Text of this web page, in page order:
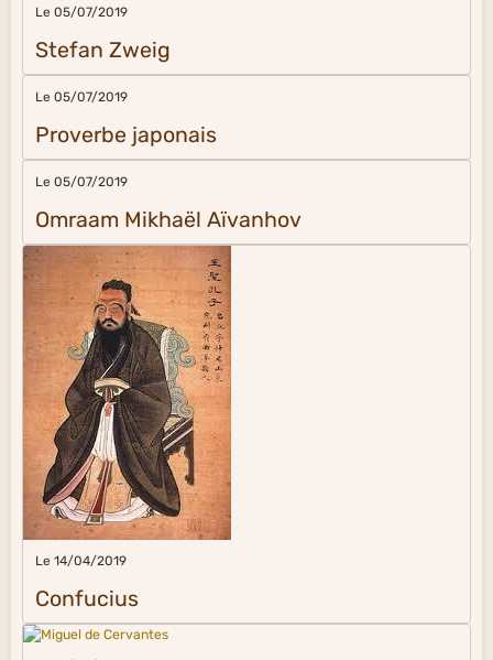
Le 05/07/2019
Stefan Zweig
Le 05/07/2019
Proverbe japonais
Le 05/07/2019
Omraam Mikhaël Aïvanhov
Le 14/04/2019
Confucius